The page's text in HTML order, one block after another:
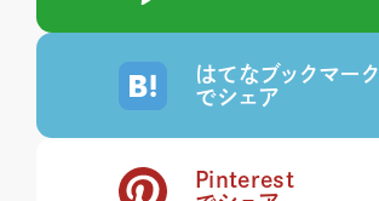
はてなブックマーク
でシェア
Pinterest